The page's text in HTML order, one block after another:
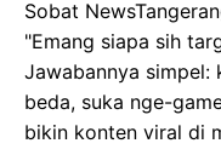
Sobat
"Emang siapa sih
Jawabannya simpel:
beda, suka nge-
bikin konten viral di